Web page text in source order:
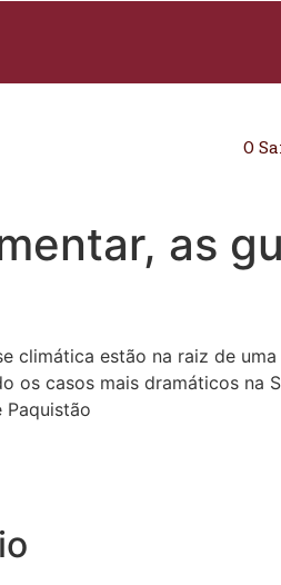
O
as
climática estão na raiz de
os casos mais dramáticos
Paquistão